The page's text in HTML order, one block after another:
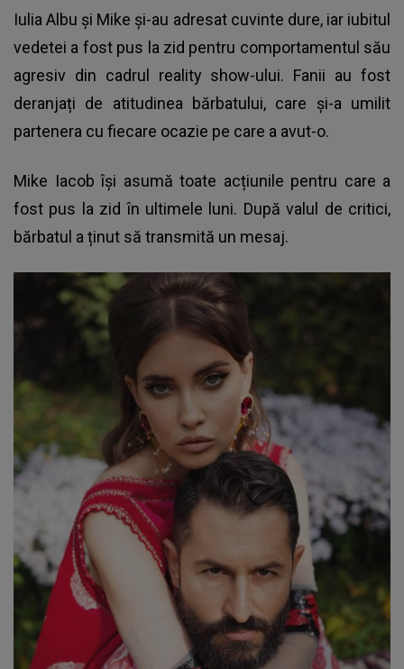
Iulia Albu şi Mike și-au adresat cuvinte dure, iar iubitul
vedetei a fost pus la zid pentru comportamentul său
agresiv din cadrul reality show-ului. Fanii au fost
deranjați de atitudinea bărbatului, care și-a umilit
partenera cu fiecare ocazie pe care a avut-o.
Mike Iacob își asumă toate acțiunile pentru care a
fost pus la zid în ultimele luni. După valul de critici,
bărbatul a ținut să transmită un mesaj.